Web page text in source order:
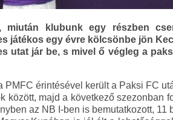
klubunk egy részben
játékos egy évre kölcsönbe jön
utat jár be, s mivel ő végleg a
érintésével került a Paksi FC
között, majd a következő szezonban
az NB I-ben is bemutatkozott,